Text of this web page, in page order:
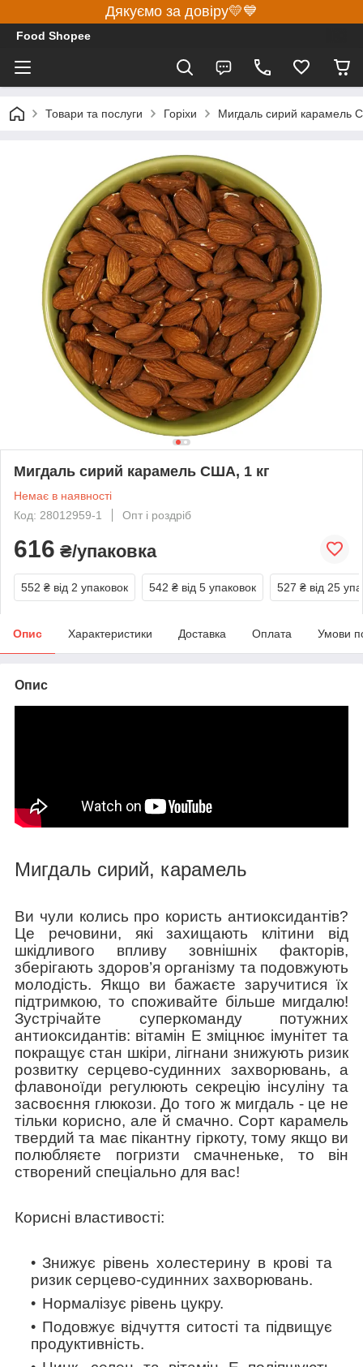
Дякуємо за довіру💛💙
Food Shopee
Товари та послуги Горіхи Мигдаль сирий карамель
Мигдаль сирий карамель США, 1 кг
Немає в наявності
Код: 28012959-1
Опт і роздріб
616 ₴/упаковка
552 ₴ від 2 упаковок 542 ₴ від 5 упаковок 527 ₴ від 25
Опис Характеристики Доставка Оплата Умови
Опис
Мигдаль сирий, карамель
Ви чули колись про користь антиоксидантів?
Це речовини, які захищають клітини від
шкідливого впливу зовнішніх факторів,
зберігають здоров’я організму та подовжують
молодість. Якщо ви бажаєте заручитися їх
підтримкою, то споживайте більше мигдалю!
Зустрічайте суперкоманду потужних
антиоксидантів: вітамін Е зміцнює імунітет та
покращує стан шкіри, лігнани знижують ризик
розвитку серцево-судинних захворювань, а
флавоноїди регулюють секрецію інсуліну та
засвоєння глюкози. До того ж мигдаль - це не
тільки корисно, але й смачно. Сорт карамель
твердий та має пікантну гіркоту, тому якщо ви
полюбляєте погризти смачненьке, то він
створений спеціально для вас!
Корисні властивості:
Знижує рівень холестерину в крові та
ризик серцево-судинних захворювань.
Нормалізує рівень цукру.
Подовжує відчуття ситості та підвищує
продуктивність.